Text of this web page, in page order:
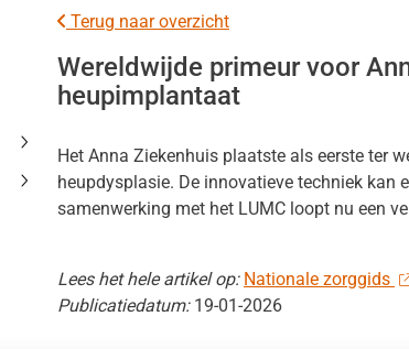
Klachten
submenu
Gezondheidsinformatie
submenu
Terug naar overzicht
Wereldwijde primeur voor
heupimplantaat
Het Anna Ziekenhuis plaatste als eerste ter
heupdysplasie. De innovatieve techniek kan
samenwerking met het LUMC loopt nu een
Lees het hele artikel op: Nationale zorggids
Publicatiedatum: 19-01-2026